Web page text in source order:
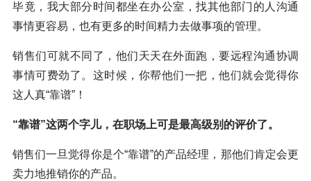
毕竟，我大部分时间都坐在办公室，找其他部门的人沟通
事情更容易，也有更多的时间精力去做事项的管理。
销售们可就不同了，他们天天在外面跑，要远程沟通协调
事情可费劲了。这时候，你帮他们一把，他们就会觉得你
这人真“靠谱”！
“靠谱”这两个字儿，在职场上可是最高级别的评价了。
销售们一旦觉得你是个“靠谱”的产品经理，那他们肯定会更
卖力地推销你的产品。